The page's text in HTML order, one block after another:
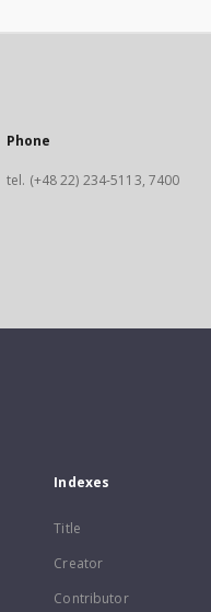
Phone
tel. (+48 22) 234-5113, 7400
Indexes
Title
Creator
Contributor